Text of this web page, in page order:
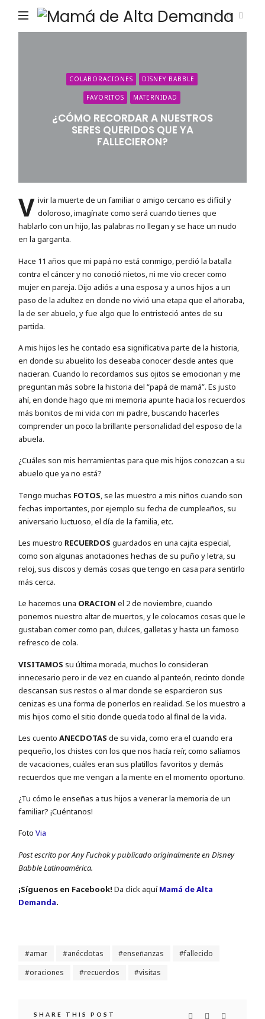
de
COLABORACIONES DISNEY BABBLE
FAVORITOS MATERNIDAD
¿CÓMO RECORDAR A NUESTROS
SERES QUERIDOS QUE YA
FALLECIERON?
V ivir la muerte de un familiar o amigo cercano es difícil y
doloroso, imagínate como será cuando tienes que
hablarlo con un hijo, las palabras no llegan y se hace un nudo
en la garganta.
Hace 11 años que mi papá no está conmigo, perdió la batalla
contra el cáncer y no conoció nietos, ni me vio crecer como
mujer en pareja. Dijo adiós a una esposa y a unos hijos a un
paso de la adultez en donde no vivió una etapa que el añoraba,
la de ser abuelo, y fue algo que lo entristeció antes de su
partida.
A mis hijos les he contado esa significativa parte de la historia,
en donde su abuelito los deseaba conocer desde antes que
nacieran. Cuando lo recordamos sus ojitos se emocionan y me
preguntan más sobre la historia del “papá de mamá”. Es justo
ahí, en donde hago que mi memoria apunte hacia los recuerdos
más bonitos de mi vida con mi padre, buscando hacerles
comprender un poco la brillante personalidad del esposo de la
abuela.
¿Cuáles son mis herramientas para que mis hijos conozcan a su
abuelo que ya no está?
Tengo muchas FOTOS, se las muestro a mis niños cuando son
fechas importantes, por ejemplo su fecha de cumpleaños, su
aniversario luctuoso, el día de la familia, etc.
Les muestro RECUERDOS guardados en una cajita especial,
como son algunas anotaciones hechas de su puño y letra, su
reloj, sus discos y demás cosas que tengo en casa para sentirlo
más cerca.
Le hacemos una ORACION el 2 de noviembre, cuando
ponemos nuestro altar de muertos, y le colocamos cosas que le
gustaban comer como pan, dulces, galletas y hasta un famoso
refresco de cola.
VISITAMOS su última morada, muchos lo consideran
innecesario pero ir de vez en cuando al panteón, recinto donde
descansan sus restos o al mar donde se esparcieron sus
cenizas es una forma de ponerlos en realidad. Se los muestro a
mis hijos como el sitio donde queda todo al final de la vida.
Les cuentoANECDOTAS de su vida, como era el cuando era
pequeño, los chistes con los que nos hacía reír, como salíamos
de vacaciones, cuáles eran sus platillos favoritos y demás
recuerdos que me vengan a la mente en el momento oportuno.
¿Tu cómo le enseñas a tus hijos a venerar la memoria de un
familiar? ¡Cuéntanos!
FotoVia
Post escrito por Any Fuchok y publicado originalmente en Disney
Babble Latinoamérica.
¡Sí­guenos en Facebook! Da click aquíMamá de Alta
Demanda.
amar anécdotas enseñanzas
fallecido
oraciones
recuerdos visitas
SHARE THIS POST